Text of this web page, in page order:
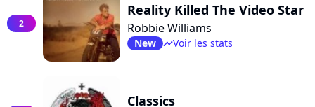
2
Reality Killed The Video Star
Robbie Williams
New timelineVoir les stats
Classics